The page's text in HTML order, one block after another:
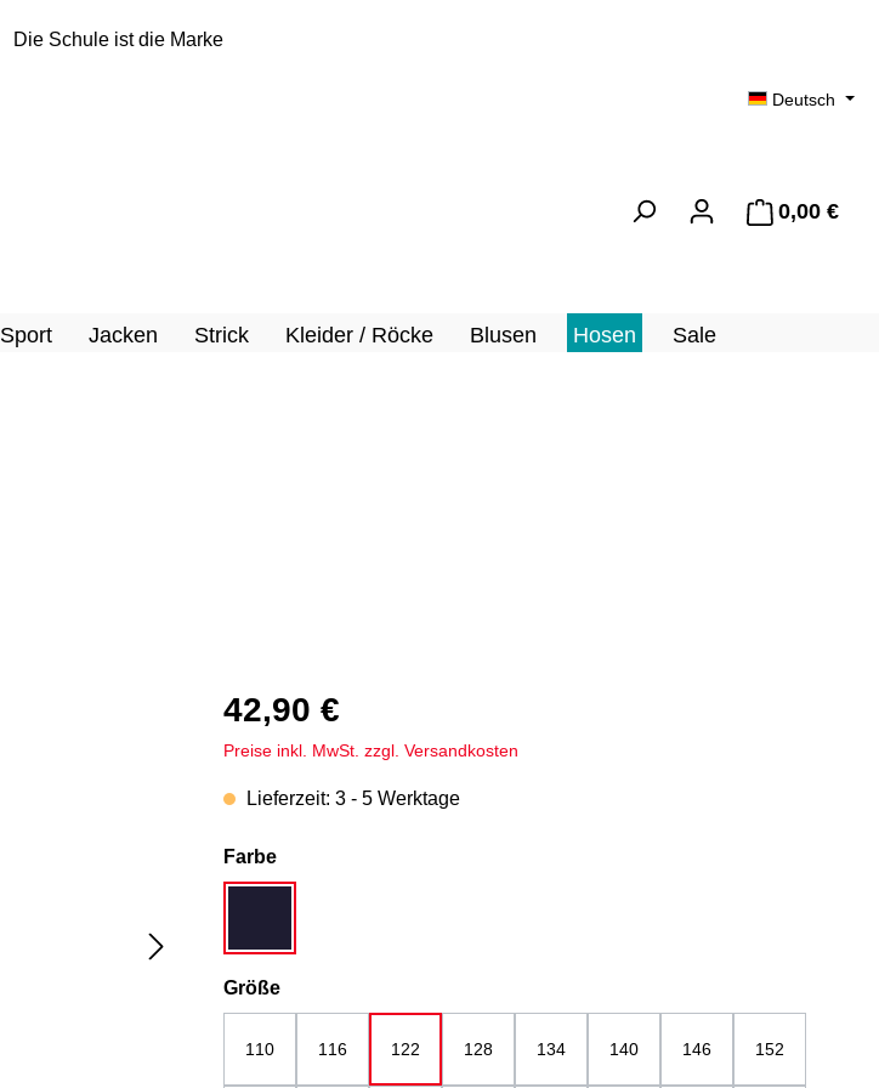
Die Schule ist die Marke
Deutsch
0,00 €
Sport Jacken Strick Kleider / Röcke Blusen Hosen Sale
42,90 €
Preise inkl. MwSt. zzgl. Versandkosten
Lieferzeit: 3 - 5 Werktage
Farbeauswählen
Größeauswählen
110 116 122 128 134 140 146 152